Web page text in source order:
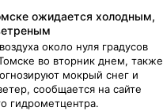
ожидается холодным,
около нуля градусов
во вторник днем, также
мокрый снег и
сообщается на сайте
гидрометцентра.